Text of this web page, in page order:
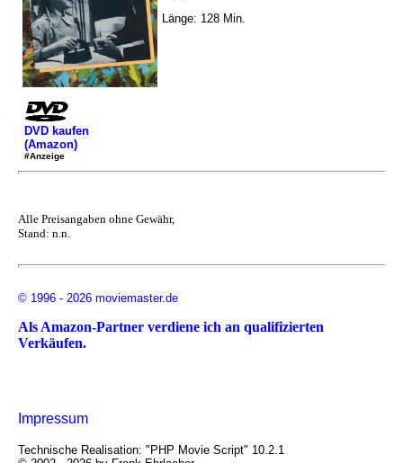
Länge: 128 Min.
DVD kaufen
(Amazon)
#Anzeige
Alle Preisangaben ohne Gewähr,
Stand: n.n.
© 1996 - 2026 moviemaster.de
Als Amazon-Partner verdiene ich an qualifizierten
Verkäufen.
Impressum
Technische Realisation: "PHP Movie Script" 10.2.1